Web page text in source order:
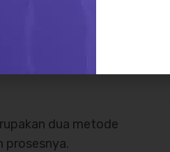
lebih strategis.
dan
dua metode
prosesnya.